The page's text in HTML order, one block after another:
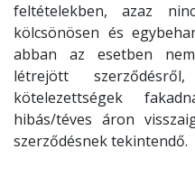
feltételekben, azaz
kölcsönösen és
abban az esetben
létrejött
kötelezettségek
hibás/téves áron
szerződésnek tekintendő.